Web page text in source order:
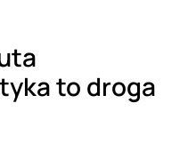
to droga